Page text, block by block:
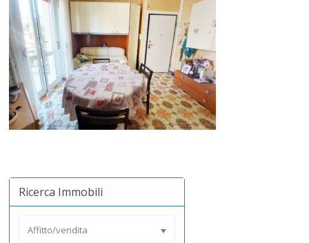
Ricerca Immobili
Affitto/vendita